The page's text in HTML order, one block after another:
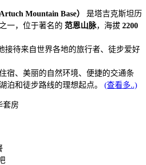
Mountain Base）
是塔吉克斯坦历
一，位于著名的 范恩山脉，海拔 2200
接待来自世界各地的旅行者、徒步爱好
宿、美丽的自然环境、便捷的交通条
泊和徒步路线的理想起点。 (查看多..)
套房